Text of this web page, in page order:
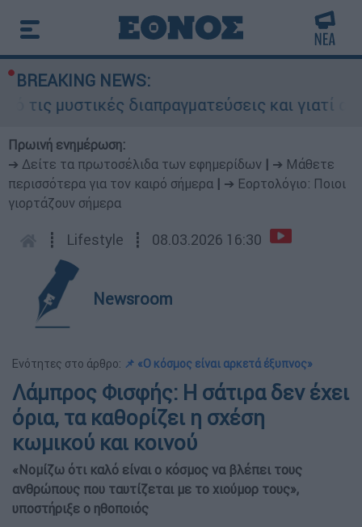
BREAKING NEWS:
μυστικές διαπραγματεύσεις και γιατί
Πρωινή ενημέρωση:
➔ Δείτε τα πρωτοσέλιδα των εφημερίδων
➔ Μάθετε
περισσότερα για τον καιρό σήμερα
➔ Εορτολόγιο: Ποιοι
γιορτάζουν σήμερα
┋ Lifestyle ┋ 08.03.2026 16:30
Newsroom
Ενότητες στο άρθρο: 📌 «Ο κόσμος είναι αρκετά έξυπνος»
Λάμπρος Φισφής: Η σάτιρα δεν έχει
όρια, τα καθορίζει η σχέση
κωμικού και κοινού
«Νομίζω ότι καλό είναι ο κόσμος να βλέπει τους
ανθρώπους που ταυτίζεται με το χιούμορ τους»,
υποστήριξε ο ηθοποιός